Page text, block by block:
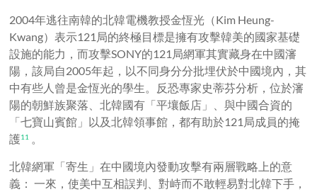
2004年逃往南韓的北韓電機教授金恆光（Kim Heung-
Kwang）表示121局的終極目標是擁有攻擊韓美的國家基礎
設施的能力，而攻擊SONY的121局網軍其實藏身在中國瀋
陽，該局自2005年起，以不同身分分批埋伏於中國境內，其
中有些人曾是金恆光的學生。反恐專家史蒂芬分析，位於瀋
陽的朝鮮族聚落、北韓國有「平壤飯店」、與中國合資的
「七寶山賓館」以及北韓領事館，都有助於121局成員的掩
護11 。
北韓網軍「寄生」在中國境內發動攻擊有兩層戰略上的意
義： 一來，使美中互相誤判、對峙而不敢輕易對北韓下手，